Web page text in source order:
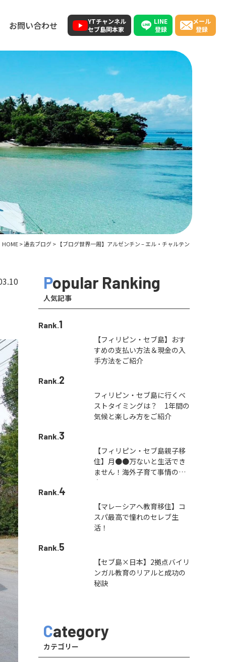
お問い合わせ
YTチャンネル
セブ島岡本家
LINE
登録
メール
登録
HOME>過去ブログ> 【ブログ世界一周】アルゼンチン – エル・チャルテン
Popular Ranking
人気記事
Rank.1
【フィリピン・セブ島】おす
すめの支払い方法＆現金の入
手方法をご紹介
Rank.2
フィリピン・セブ島に行くベ
ストタイミングは？ 1年間の
気候と楽しみ方をご紹介
Rank.3
【フィリピン・セブ島親子移
住】月●●万ないと生活でき
ません！海外子育て事情の本
音
Rank.4
【マレーシアへ教育移住】コ
スパ最高で憧れのセレブ生
活！
Rank.5
【セブ島×日本】2拠点バイリ
ンガル教育のリアルと成功の
秘訣
Category
カテゴリー